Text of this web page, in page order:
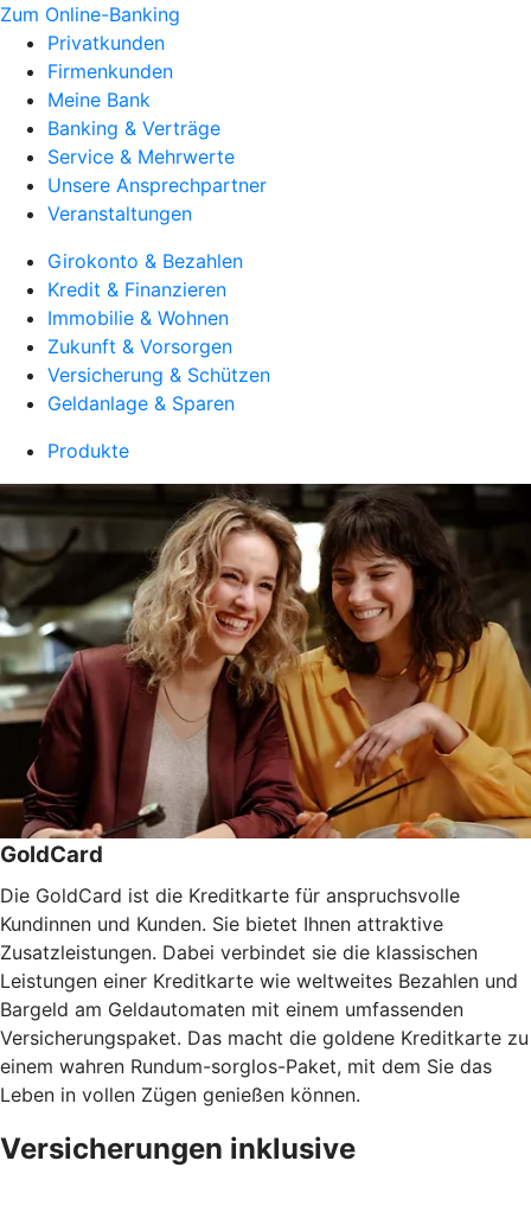
Zum Online-Banking
Privatkunden
Firmenkunden
Meine Bank
Banking & Verträge
Service & Mehrwerte
Unsere Ansprechpartner
Veranstaltungen
Girokonto & Bezahlen
Kredit & Finanzieren
Immobilie & Wohnen
Zukunft & Vorsorgen
Versicherung & Schützen
Geldanlage & Sparen
Produkte
GoldCard
Die GoldCard ist die Kreditkarte für anspruchsvolle
Kundinnen und Kunden. Sie bietet Ihnen attraktive
Zusatzleistungen. Dabei verbindet sie die klassischen
Leistungen einer Kreditkarte wie weltweites Bezahlen und
Bargeld am Geldautomaten mit einem umfassenden
Versicherungspaket. Das macht die goldene Kreditkarte zu
einem wahren Rundum-sorglos-Paket, mit dem Sie das
Leben in vollen Zügen genießen können.
Versicherungen inklusive